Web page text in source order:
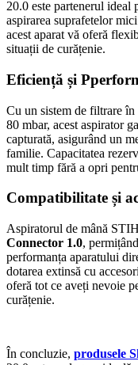
20.0 este partenerul ideal
aspirarea suprafetelor
acest aparat vă oferă
situații de curățenie.
Eficiență și
Cu un sistem de filtrare
80 mbar, acest aspirator
capturată, asigurând un
familie. Capacitatea
mult timp fără a opri
Compatibilitate și
Aspiratorul de mână
Connector 1.0,
performanța aparatului
dotarea extinsă cu
oferă tot ce aveți nevoie
curățenie.
În concluzie, produsele